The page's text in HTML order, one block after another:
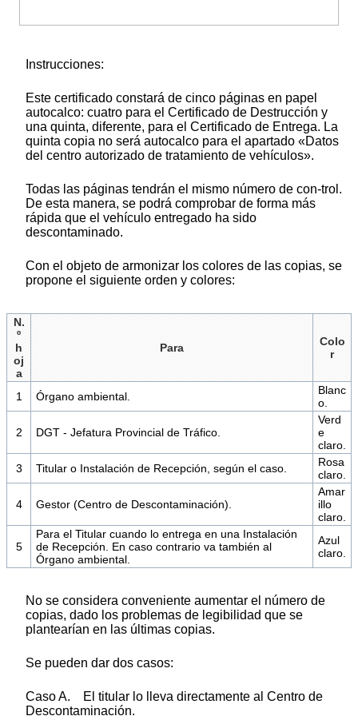
Instrucciones:
Este certificado constará de cinco páginas en papel
autocalco: cuatro para el Certificado de Destrucción y
una quinta, diferente, para el Certificado de Entrega. La
quinta copia no será autocalco para el apartado «Datos
del centro autorizado de tratamiento de vehículos».
Todas las páginas tendrán el mismo número de con-trol.
De esta manera, se podrá comprobar de forma más
rápida que el vehículo entregado ha sido
descontaminado.
Con el objeto de armonizar los colores de las copias, se
propone el siguiente orden y colores:
N.
º
h
oj
a
Para
Colo
r
1 Órgano ambiental.
Blanc
o.
2 DGT - Jefatura Provincial de Tráfico.
Verd
e
claro.
3
Titular o Instalación de Recepción, según el caso.
Rosa
claro.
4 Gestor (Centro de Descontaminación).
Amar
illo
claro.
5
Para el Titular cuando lo entrega en una Instalación
de Recepción. En caso contrario va también al
Órgano ambiental.
Azul
claro.
No se considera conveniente aumentar el número de
copias, dado los problemas de legibilidad que se
plantearían en las últimas copias.
Se pueden dar dos casos:
Caso A. El titular lo lleva directamente al Centro de
Descontaminación.